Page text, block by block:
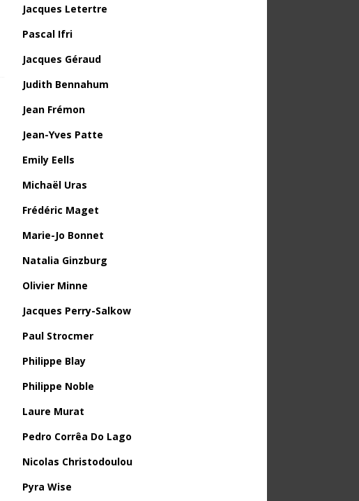
Jacques Letertre
Pascal Ifri
Jacques Géraud
Judith Bennahum
Jean Frémon
Jean-Yves Patte
Emily Eells
Michaël Uras
Frédéric Maget
Marie-Jo Bonnet
Natalia Ginzburg
Olivier Minne
Jacques Perry-Salkow
Paul Strocmer
Philippe Blay
Philippe Noble
Laure Murat
Pedro Corrêa Do Lago
Nicolas Christodoulou
Pyra Wise